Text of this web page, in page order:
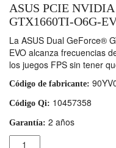
ASUS PCIE
GTX1660TI-O6G-
La ASUS Dual GeForce®
EVO alcanza frecuencias
los juegos FPS sin tener
Código de fabricante:
Código Qi: 10457358
Garantía: 2 años
Cantidad